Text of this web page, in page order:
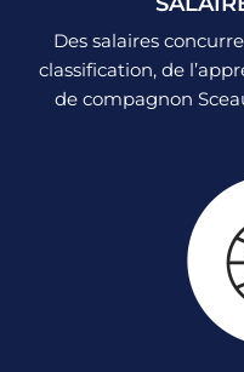
Des salaires
classification, de
de compagnon